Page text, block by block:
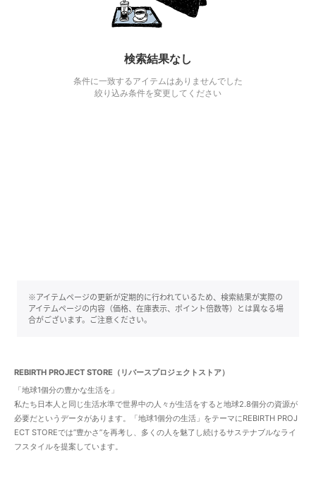
検索結果なし
条件に一致するアイテムはありませんでした
絞り込み条件を変更してください
※アイテムページの更新が定期的に行われているため、検索結果が実際の
アイテムページの内容（価格、在庫表示、ポイント倍数等）とは異なる場
合がございます。ご注意ください。
REBIRTH PROJECT STORE（リバースプロジェクトストア）
「地球1個分の豊かな生活を」
私たち日本人と同じ生活水準で世界中の人々が生活をすると地球2.8個分の資源が
必要だというデータがあります。「地球1個分の生活」をテーマにREBIRTH PROJ
ECT STOREでは”豊かさ”を再考し、多くの人を魅了し続けるサステナブルなライ
フスタイルを提案しています。